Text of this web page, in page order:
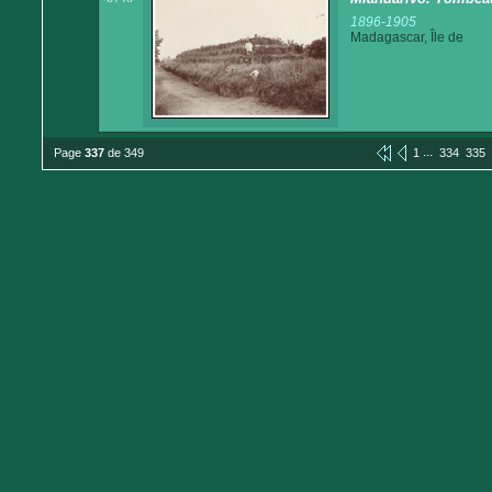
1896-1905
Madagascar, Île de
Page 337 de 349 1 ... 334 335